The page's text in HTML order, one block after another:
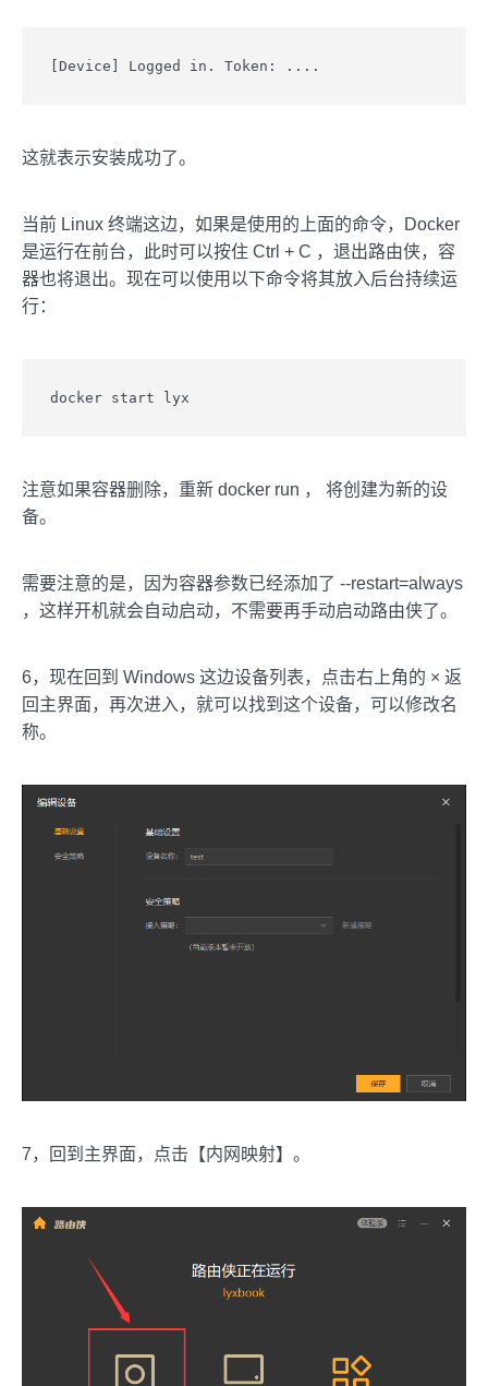
[Device] Logged in. Token: ....
这就表示安装成功了。
当前 Linux 终端这边，如果是使用的上面的命令，Docker
是运行在前台，此时可以按住 Ctrl + C ，退出路由侠，容
器也将退出。现在可以使用以下命令将其放入后台持续运
行：
docker start lyx
注意如果容器删除，重新 docker run ， 将创建为新的设
备。
需要注意的是，因为容器参数已经添加了 --restart=always
，这样开机就会自动启动，不需要再手动启动路由侠了。
6，现在回到 Windows 这边设备列表，点击右上角的 × 返
回主界面，再次进入，就可以找到这个设备，可以修改名
称。
7，回到主界面，点击【内网映射】。